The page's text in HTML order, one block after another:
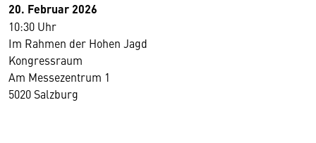
20. Februar 2026
10:30 Uhr
Im Rahmen der Hohen Jagd
Kongressraum
Am Messezentrum 1
5020 Salzburg